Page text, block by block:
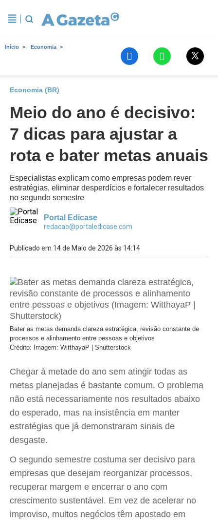
Início Economia
Economia (BR)
Meio do ano é decisivo:
7 dicas para ajustar a
rota e bater metas anuais
Especialistas explicam como empresas podem rever
estratégias, eliminar desperdícios e fortalecer resultados
no segundo semestre
Portal Edicase
redacao@portaledicase.com
Publicado em 14 de Maio de 2026 às 14:14
Bater as metas demanda clareza estratégica, revisão constante de
processos e alinhamento entre pessoas e objetivos
Crédito: Imagem: WitthayaP | Shutterstock
Chegar à metade do ano sem atingir todas as
metas planejadas é bastante comum. O problema
não está necessariamente nos resultados abaixo
do esperado, mas na insistência em manter
estratégias que já demonstraram sinais de
desgaste.
O segundo semestre costuma ser decisivo para
empresas que desejam reorganizar processos,
recuperar margem e encerrar o ano com
crescimento sustentável. Em vez de acelerar no
improviso, muitos negócios têm apostado em